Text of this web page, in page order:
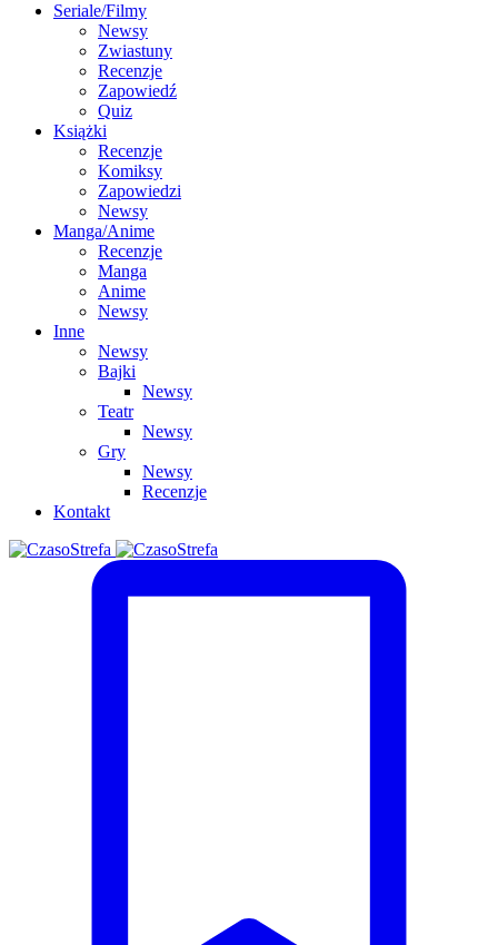
Seriale/Filmy
Newsy
Zwiastuny
Recenzje
Zapowiedź
Quiz
Książki
Recenzje
Komiksy
Zapowiedzi
Newsy
Manga/Anime
Recenzje
Manga
Anime
Newsy
Inne
Newsy
Bajki
Newsy
Teatr
Newsy
Gry
Newsy
Recenzje
Kontakt